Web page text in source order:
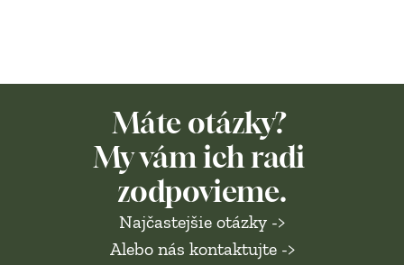
Máte otázky?
My vám ich radi
zodpovieme.
Najčastejšie otázky ->
Alebo nás kontaktujte ->